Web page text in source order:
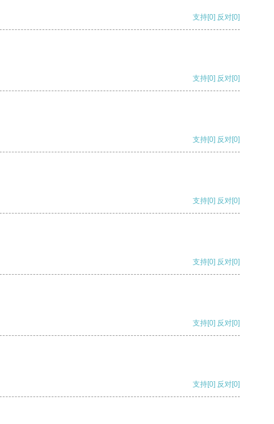
支持[0] 反对[0]
支持[0] 反对[0]
支持[0] 反对[0]
支持[0] 反对[0]
支持[0] 反对[0]
支持[0] 反对[0]
支持[0] 反对[0]